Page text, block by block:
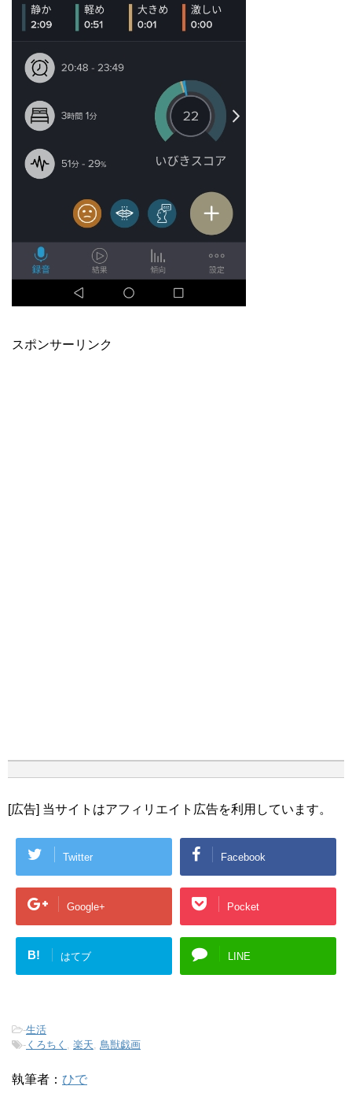
スポンサーリンク
[広告] 当サイトはアフィリエイト広告を利用しています。
Twitter Facebook
Google+ Pocket
B! はてブ LINE
-生活
- くろちく , 楽天, 鳥獣戯画
執筆者： ひで